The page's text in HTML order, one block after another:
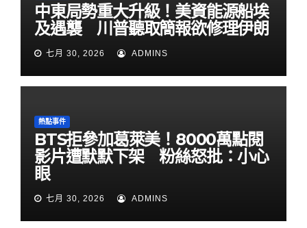
中東局勢重大升級！美資能源船埃
及遇襲 川普聽取簡報欲修理伊朗
七月 30, 2026 ADMINS
熱點事件
BTS拒參加葛萊美！8000萬點閱
影片遭默默下架 粉絲怒批：小心
眼
七月 30, 2026 ADMINS